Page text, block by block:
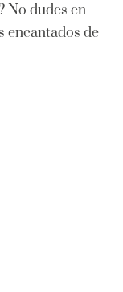
No dudes en
encantados de